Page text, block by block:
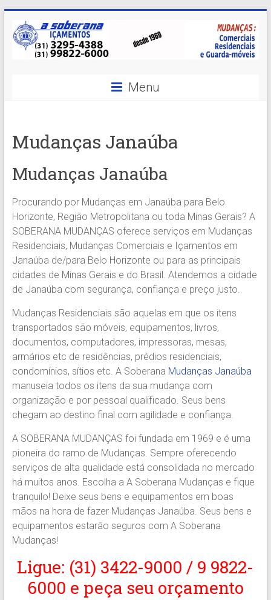
content
A
MELHOR
em
Içamentos
em
BH
e
Região.
Segurança,
Confiança.
Içamento.
Içamento
BH
é
com
A
Soberana
Içamentos.
Menu
Mudanças Janaúba
Mudanças Janaúba
Procurando por Mudanças em Janaúba para Belo
Horizonte, Região Metropolitana ou toda Minas Gerais? A
SOBERANA MUDANÇAS oferece serviços em Mudanças
Residenciais, Mudanças Comerciais e Içamentos em
Janaúba de/para Belo Horizonte ou para as principais
cidades de Minas Gerais e do Brasil. Atendemos a cidade
de Janaúba com segurança, confiança e preço justo.
Mudanças Residenciais são aquelas em que os itens
transportados são móveis, equipamentos, livros,
documentos, computadores, impressoras, mesas,
armários etc de residências, prédios residenciais,
condomínios, sítios etc. A Soberana Mudanças Janaúba
manuseia todos os itens da sua mudança com
organização e por pessoal qualificado. Seus bens
chegam ao destino final com agilidade e confiança.
A SOBERANA MUDANÇAS foi fundada em 1969 e é uma
pioneira do ramo de Mudanças. Sempre oferecendo
serviços de alta qualidade está consolidada no mercado
há muitos anos. Escolha a A Soberana Mudanças e fique
tranquilo! Deixe seus bens e equipamentos em boas
mãos na hora de fazer Mudanças Janaúba. Seus bens e
equipamentos estarão seguros com A Soberana
Mudanças!
Ligue: (31) 3422-9000 / 9 9822-
6000 e peça seu orçamento